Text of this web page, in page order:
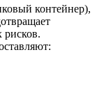
контейнер),
рисков.